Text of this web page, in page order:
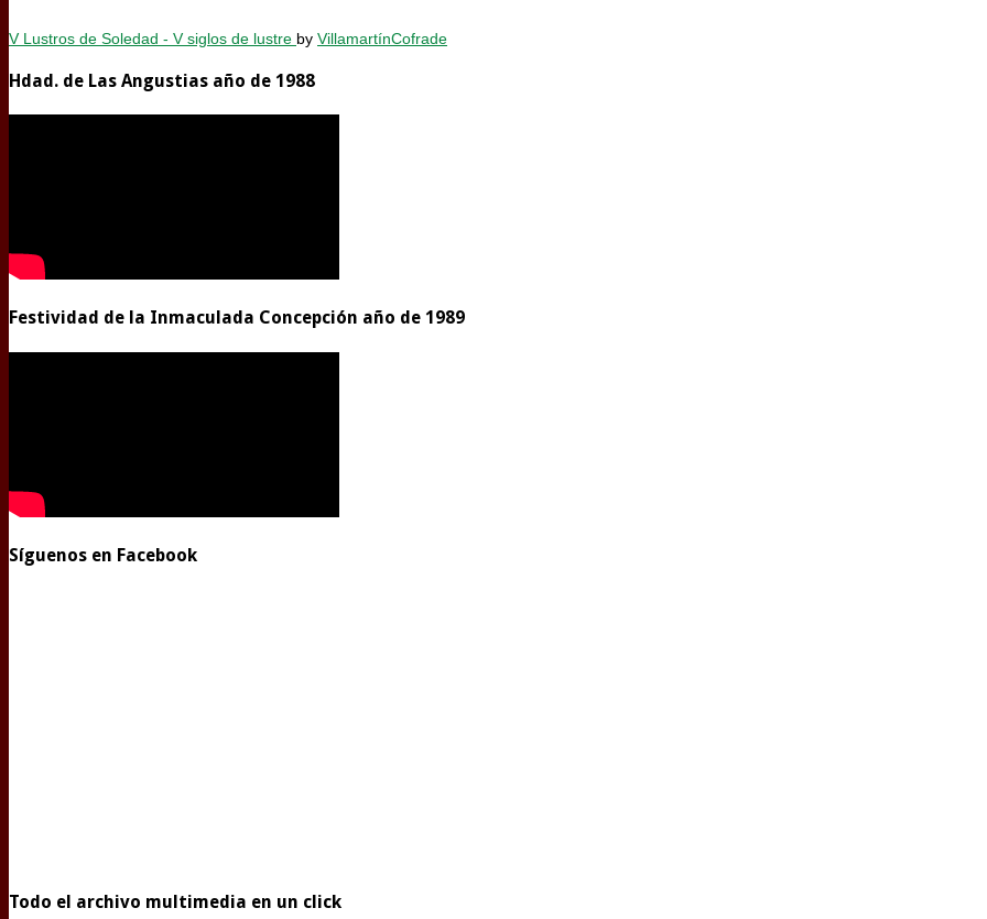
V Lustros de Soledad - V siglos de lustre by VillamartínCofrade
Hdad. de Las Angustias año de 1988
Festividad de la Inmaculada Concepción año de 1989
Síguenos en Facebook
Todo el archivo multimedia en un click